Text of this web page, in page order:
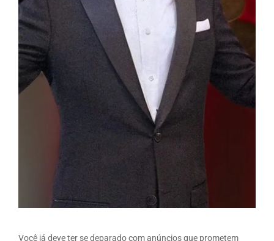
Você já deve ter se deparado com anúncios que prometem